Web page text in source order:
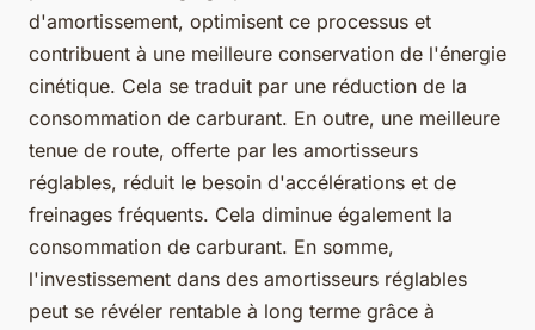
d'amortissement, optimisent ce processus et
contribuent à une meilleure conservation de l'énergie
cinétique. Cela se traduit par une réduction de la
consommation de carburant. En outre, une meilleure
tenue de route, offerte par les amortisseurs
réglables, réduit le besoin d'accélérations et de
freinages fréquents. Cela diminue également la
consommation de carburant. En somme,
l'investissement dans des amortisseurs réglables
peut se révéler rentable à long terme grâce à